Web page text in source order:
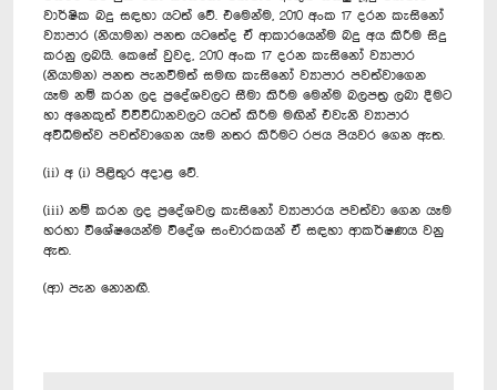
වාර්ෂික බදු සඳහා යටත් වේ. එමෙන්ම, 2010 අංක 17 දරන කැසිනෝ
ව්‍යාපාර (නියාමන) පනත යටතේද ඒ ආකාරයෙන්ම බදු අය කිරීම සිදු
කරනු ලබයි. කෙසේ වුවද, 2010 අංක 17 දරන කැසිනෝ ව්‍යාපාර
(නියාමන) පනත පැනවීමත් සමඟ කැසිනෝ ව්‍යාපාර පවත්වාගෙන
යෑම නම් කරන ලද ප්‍රදේශවලට සීමා කිරීම මෙන්ම බලපත්‍ර ලබා දීමට
හා අනෙකුත් විවිවිධානවලට යටත් කිරීම මඟින් එවැනි ව්‍යාපාර
අවිධිමත්ව පවත්වාගෙන යෑම නතර කිරීමට රජය පියවර ගෙන ඇත.
(ii) අ (i) පිළිතුර අදාළ වේ.
(iii) නම් කරන ලද ප්‍රදේශවල කැසිනෝ ව්‍යාපාරය පවත්වා ගෙන යෑම
හරහා විශේෂයෙන්ම විදේශ සංචාරකයන් ඒ සඳහා ආකර්ෂණය වනු
ඇත.
(ආ) පැන නොනඟී.